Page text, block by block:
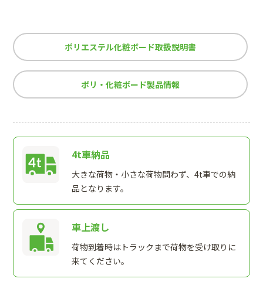
ポリエステル化粧ボード取扱説明書
ポリ・化粧ボード製品情報
4t車納品
大きな荷物・小さな荷物問わず、4t車での納
品となります。
車上渡し
荷物到着時はトラックまで荷物を受け取りに
来てください。